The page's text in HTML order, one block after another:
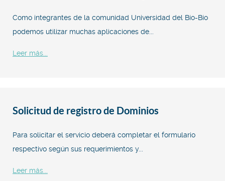
Como integrantes de la comunidad Universidad del Bío-Bío
podemos utilizar muchas aplicaciones de...
Leer más...
Solicitud de registro de Dominios
Para solicitar el servicio deberá completar el formulario
respectivo según sus requerimientos y...
Leer más...